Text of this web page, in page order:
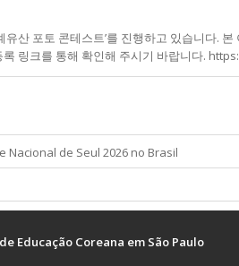
산 포토 콘테스트’를 진행하고 있습니다.
링크를 통해 확인해 주시기 바랍니다.
Nacional de Seul 2026 no Brasil
Educação Coreana em São Paulo